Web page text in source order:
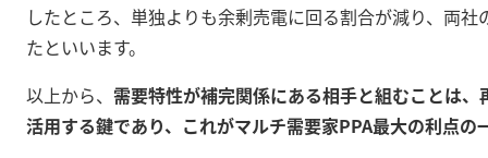
したところ、単独よりも余剰売電に回る割合が減り、両
たといいます。
以上から、 需要特性が補完関係にある相手と組むことは
活用する鍵であり、これがマルチ需要家PPA最大の利点の